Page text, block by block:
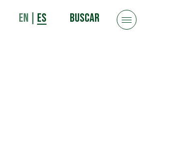
EN ES BUSCAR